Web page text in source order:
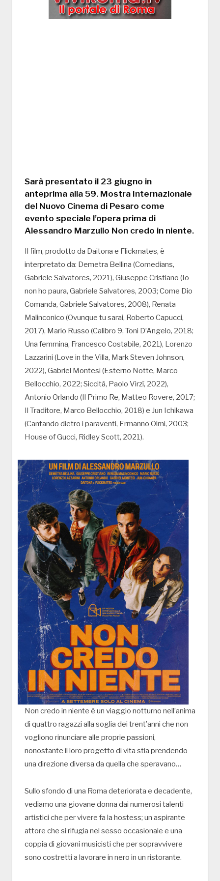
Sarà presentato il 23 giugno in
anteprima alla 59. Mostra Internazionale
del Nuovo Cinema di Pesaro come
evento speciale l’opera prima di
Alessandro Marzullo Non credo in niente.
Il film, prodotto da Daitona e Flickmates, è
interpretato da: Demetra Bellina (Comedians,
Gabriele Salvatores, 2021), Giuseppe Cristiano (Io
non ho paura, Gabriele Salvatores, 2003; Come Dio
Comanda, Gabriele Salvatores, 2008), Renata
Malinconico (Ovunque tu sarai, Roberto Capucci,
2017), Mario Russo (Calibro 9, Toni D’Angelo, 2018;
Una femmina, Francesco Costabile, 2021), Lorenzo
Lazzarini (Love in the Villa, Mark Steven Johnson,
2022), Gabriel Montesi (Esterno Notte, Marco
Bellocchio, 2022; Siccità, Paolo Virzì, 2022),
Antonio Orlando (Il Primo Re, Matteo Rovere, 2017;
Il Traditore, Marco Bellocchio, 2018) e Jun Ichikawa
(Cantando dietro i paraventi, Ermanno Olmi, 2003;
House of Gucci, Ridley Scott, 2021).
Non credo in niente è un viaggio notturno nell’anima
di quattro ragazzi alla soglia dei trent’anni che non
vogliono rinunciare alle proprie passioni,
nonostante il loro progetto di vita stia prendendo
una direzione diversa da quella che speravano…
Sullo sfondo di una Roma deteriorata e decadente,
vediamo una giovane donna dai numerosi talenti
artistici che per vivere fa la hostess; un aspirante
attore che si rifugia nel sesso occasionale e una
coppia di giovani musicisti che per sopravvivere
sono costretti a lavorare in nero in un ristorante.